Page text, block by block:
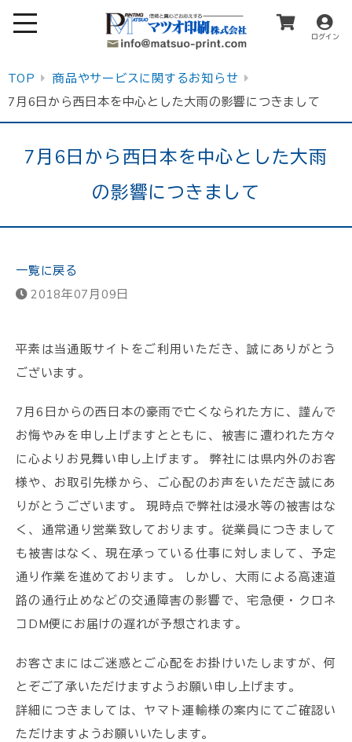
ログイン
TOP
商品やサービスに関するお知らせ
7月6日から西日本を中心とした大雨の影響につきまして
7月6日から西日本を中心とした大雨
の影響につきまして
一覧に戻る
2018年07月09日
平素は当通販サイトをご利用いただき、誠にありがとう
ございます。
7月6日からの西日本の豪雨で亡くなられた方に、謹んで
お悔やみを申し上げますとともに、被害に遭われた方々
に心よりお見舞い申し上げます。 弊社には県内外のお客
様や、お取引先様から、ご心配のお声をいただき誠にあ
りがとうございます。 現時点で弊社は浸水等の被害はな
く、通常通り営業致しております。従業員につきまして
も被害はなく、現在承っている仕事に対しまして、予定
通り作業を進めております。 しかし、大雨による高速道
路の通行止めなどの交通障害の影響で、宅急便・クロネ
コDM便にお届けの遅れが予想されます。
お客さまにはご迷惑とご心配をお掛けいたしますが、何
とぞご了承いただけますようお願い申し上げます。
詳細につきましては、ヤマト運輸様の案内にてご確認い
ただけますようお願いいたします。